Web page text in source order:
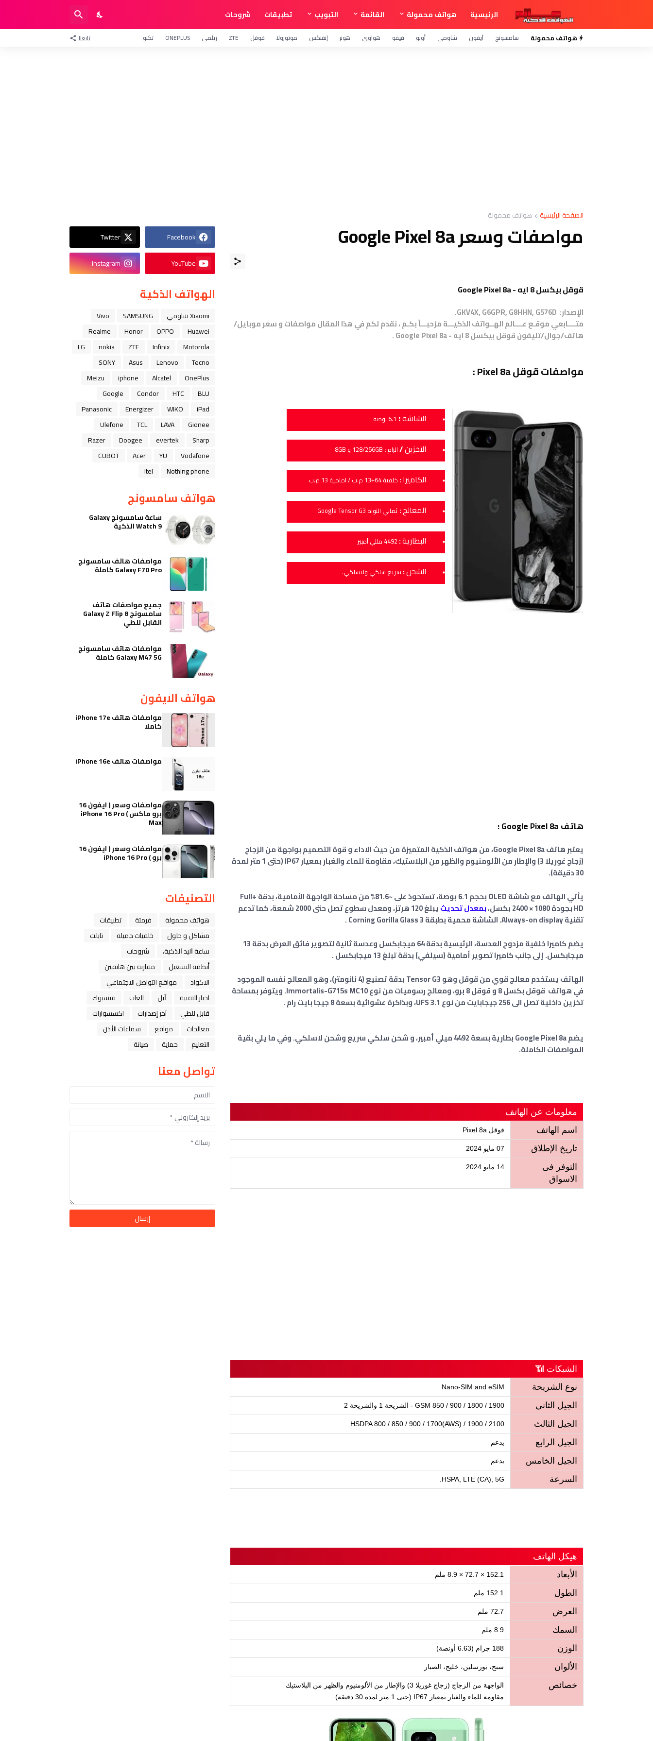
الرئيسية هواتف محمولة القائمة التبويب تطبيقات شروحات
هواتف محمولة سامسونج آيفون شاومي أوبو فيفو هواوي هونر إنفنكس موتورولا قوقل ZTE ريلمي ONEPLUS تكنو تابعنا
الصفحة الرئيسية هواتف محمولة
مواصفات وسعر Google Pixel 8a
قوقل بيكسل 8 ايه - Google Pixel 8a
الإصدار: GKV4X, G6GPR, G8HHN, G576D.
متــــابعي موقـع عــــالم الهــواتف الذكيـــة مرْحبـــاً بكـم ، نقدم لكم في هذا المقال مواصفات و سعر موبايل/
هاتف/جوال/تليفون قوقل بيكسل 8 ايه - Google Pixel 8a .
مواصفات قوقل Pixel 8a :
الشاشة: 6.1 بوصة
التخزين/الرام:
128/256GB و 8GB
الكاميرا: خلفية 64+13 م.ب / امامية 13 م.ب
المعالج: ثماني النواة Google Tensor G3
البطارية:4492 مللي أمبير
الشحن: سريع سلكي ولاسلكي.
هاتف Google Pixel 8a :
يعتبر هاتف Google Pixel 8a، من هواتف الذكية المتميزة من حيث الاداء و قوة التصميم بواجهة من الزجاج
(زجاج غوريلا 3) والإطار من الألومنيوم والظهر من البلاستيك، مقاومة للماء والغبار بمعيار IP67 (حتى 1 متر لمدة
30 دقيقة).
يأتي الهاتف معشاشة OLED بحجم
6.1 بوصة، تستحوذ على ~81.6% من مساحة الواجهة الأمامية، بدقة +Full
HD بجودة 1080 × 2400 بكسل،
بمعدل تحديث
يبلغ 120 هرتز، ومعدل سطوع تصل حتى 2000 شمعة، كما تدعم
تقنية Always-on display. الشاشة محمية بطبقة Corning Gorilla Glass 3 .
يضم كاميرا خلفية مزدوج العدسة، الرئيسية بدقة 64 ميجابكسل وعدسة ثانية لتصوير فائق العرض بدقة 13
ميجابكسل.إلى جانب كاميرا تصوير أمامية (سيلفي) بدقة تبلغ 13 ميجابكسل
.
الهاتف يستخدم معالج قوي من قوقل وهو Tensor G3 بدقة تصنيع (4 نانومتر)، وهو المعالج نفسه الموجود
في هواتف قوقل بكسل 8 و قوقل 8 برو، ومعالج رسوميات من نوع
. ويتوفر بمساحة
تخزين داخلية تصل الى 256 جيجابايت من نوع UFS 3.1، وبذاكرة عشوائية بسعة 8 جيجا بايت رام .
يضم Google Pixel 8a بطارية بسعة 4492 ميلي أمبير ،و شحن سلكي سريع وشحن لاسلكي.وفي ما يلي بقية
المواصفات الكاملة.
معلومات عن الهاتف
اسم الهاتف
قوقل Pixel 8a
تاريخ الإطلاق 07 مايو 2024
التوفر فى
الاسواق
14 مايو 2024
الشبكات 📶
نوع الشريحة
Nano-SIM and eSIM
الجيل الثاني GSM 850 / 900 / 1800 / 1900 - الشريحة 1 والشريحة 2
الجيل الثالث HSDPA 800 / 850 / 900 / 1700(AWS) / 1900 / 2100
الجيل الرابع يدعم
الجيل الخامس يدعم
السرعة HSPA, LTE (CA), 5G.
هيكل الهاتف
الأبعاد
152.1 × 72.7 × 8.9 ملم
الطول 152.1 ملم
العرض 72.7 ملم
السمك 8.9 ملم
الوزن 188 جرام (6.63 أونصة)
الألوان سبج، بورسلين، خليج، الصبار
خصائص
الواجهة من الزجاج (زجاج غوريلا 3) والإطار من الألومنيوم والظهر من البلاستيك
مقاومة للماء والغبار بمعيار IP67 (حتى 1 متر لمدة 30 دقيقة).
Facebook
Twitter
YouTube
Instagram
الهواتف الذكية
Xiaomi شاومي SAMSUNG
Vivo
Huawei
OPPO
Honor
Realme
Motorola
Infinix
ZTE
nokia
LG
Tecno
Lenovo
Asus
SONY
OnePlus
Alcatel
iphone
Meizu
BLU
HTC
Condor
Google
iPad
WIKO
Energizer
Panasonic
Gionee
LAVA
TCL
Ulefone
Sharp
evertek
Doogee
Razer
Vodafone
YU
Acer
CUBOT
Nothing phone
itel
هواتف سامسونج
ساعة سامسونج Galaxy
Watch 9 الذكية
مواصفات هاتف سامسونج
Galaxy F70 Pro كاملة
جميع مواصفات هاتف
سامسونج Galaxy Z Flip 8
القابل للطي
مواصفات هاتف سامسونج
Galaxy M47 5G كاملة
هواتف الايفون
مواصفات هاتف iPhone 17e
كاملا
مواصفات هاتف iPhone 16e
مواصفات وسعر ( ايفون 16
برو ماكس ) iPhone 16 Pro
Max
مواصفات وسعر ( ايفون 16
برو ) iPhone 16 Pro
التصنيفات
هواتف محمولة فرمتة
تطبيقات
مشاكل و حلول
خلفيات جميله
تابلت
ﺳﺎﻋﺔ ﺍﻟﻴﺪ ﺍﻟﺬﻛﻴﺔ،
شروحات
أنظمة التشغيل
مقارنة بين هاتفين
الاكواد
مواقع التواصل الاجتماعي
اخبار التقنية
ﺁﺑﻞ العاب
فيسبوك
قابل للطي
آخر إصدارات
اكسسوارات
معالجات
مواقع
سماعات الأذن
التعليم
حماية صيانة
تواصل معنا